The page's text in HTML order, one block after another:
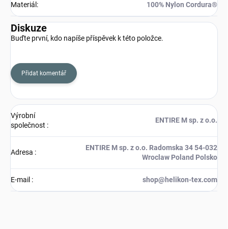
Materiál : 100% Nylon Cordura®
Diskuze
Buďte první, kdo napíše příspěvek k této položce.
Přidat komentář
Výrobní
společnost :
ENTIRE M sp. z o.o.
Adresa :
ENTIRE M sp. z o.o. Radomska 34 54-032
Wroclaw Poland Polsko
E-mail : shop@helikon-tex.com